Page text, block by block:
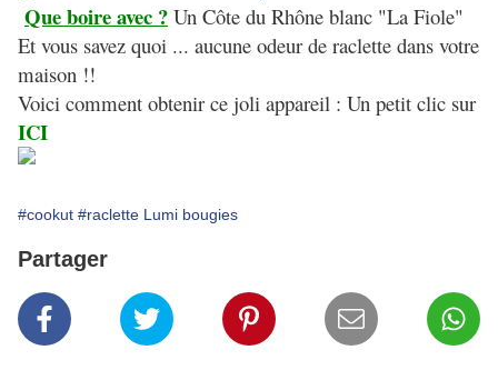
Que boire avec ? Un Côte du Rhône blanc "La Fiole"
Et vous savez quoi ... aucune odeur de raclette dans votre
maison !!
Voici comment obtenir ce joli appareil : Un petit clic sur
ICI
#cookut #raclette Lumi bougies
Partager